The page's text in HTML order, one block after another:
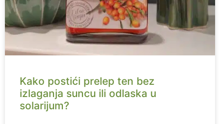
Kako postići prelep ten bez
izlaganja suncu ili odlaska u
solarijum?